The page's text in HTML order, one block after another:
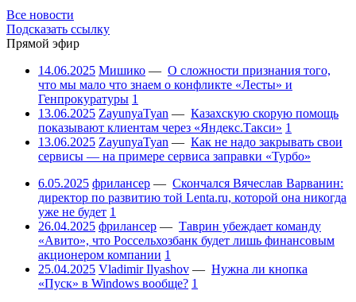
Все новости
Подсказать ссылку
Прямой эфир
14.06.2025 Мишико — О сложности признания того,
что мы мало что знаем о конфликте «Лесты» и
Генпрокуратуры 1
13.06.2025 ZayunyaTyan — Казахскую скорую помощь
показывают клиентам через «Яндекс.Такси» 1
13.06.2025 ZayunyaTyan — Как не надо закрывать свои
сервисы — на примере сервиса заправки «Турбо»
6.05.2025 фрилансер — Скончался Вячеслав Варванин:
директор по развитию той Lenta.ru, которой она никогда
уже не будет 1
26.04.2025 фрилансер — Таврин убеждает команду
«Авито», что Россельхозбанк будет лишь финансовым
акционером компании 1
25.04.2025 Vladimir Ilyashov — Нужна ли кнопка
«Пуск» в Windows вообще? 1